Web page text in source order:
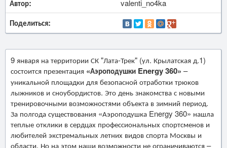
Автор: valenti_no4ka
Поделиться:
9 января на территории СК "Лата-Трек" (ул. Крылатская д.1)
состоится презентация «Аэроподушки Energy 360» –
уникальной площадки для безопасной отработки трюков
лыжников и сноубордистов. Это день знакомства с новыми
тренировочными возможностями объекта в зимний период.
За полгода существования «Аэроподушка Energy 360» нашла
теплые отклики в сердцах профессиональных спортсменов и
любителей экстремальных летних видов спорта Москвы и
области. Но на этом наши возможности не ограничиваются –